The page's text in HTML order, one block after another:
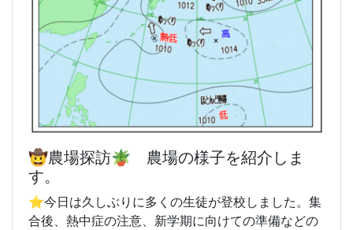
🤠農場探訪🪴 農場の様子を紹介しま
す。
⭐️今日は久しぶりに多くの生徒が登校しました。集
合後、熱中症の注意、新学期に向けての準備などの